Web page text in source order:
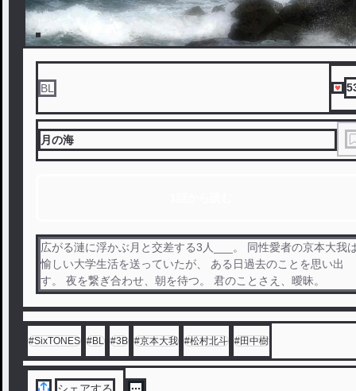
BL
月の海
広がる漣に浮かぶ月と交差する3人___。 同性愛者の京本大我は
愉しい大学生活を送っていたが、 ある日過去のことを思い出
す。 夜を繋ぎ合わせ、朝を待つ。 君のことさえ、曖昧。
#SixTONES #BL #3B #京本大我 #松村北斗 #田中樹
シェアする